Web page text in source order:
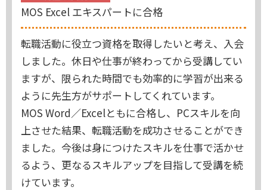
MOS Excel エキスパートに合格
転職活動に役立つ資格を取得したいと考え、入会
しました。休日や仕事が終わってから受講してい
ますが、限られた時間でも効率的に学習が出来る
ように先生方がサポートしてくれています。
MOS Word／Excelともに合格し、PCスキルを向
上させた結果、転職活動を成功させることができ
ました。今後は身につけたスキルを仕事で活かせ
るよう、更なるスキルアップを目指して受講を続
けています。